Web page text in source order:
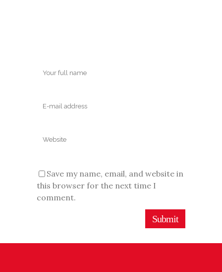
Save my name, email, and website in
this browser for the next time I
comment.